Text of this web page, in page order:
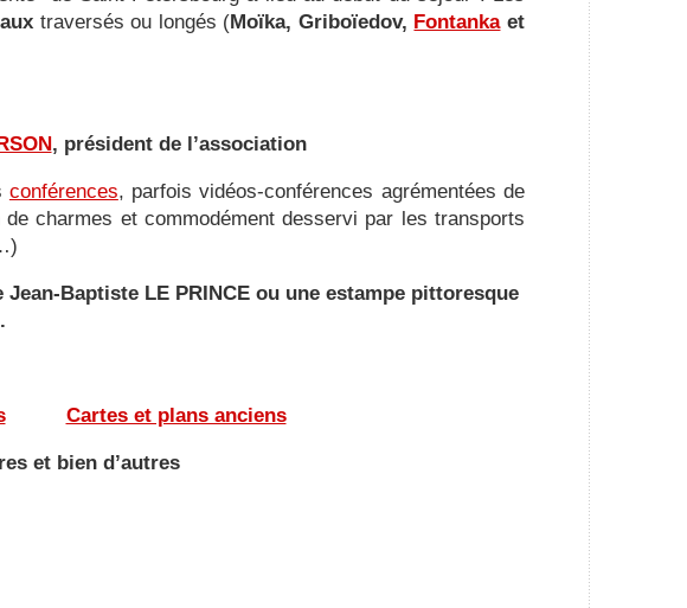
traversés ou longés (Moïka, Griboïedov, Fontankaet
, président de l’association
conférences, parfois vidéos-conférences agrémentées de
charmes et commodément desservi par les transports
Baptiste LE PRINCE ou une estampe pittoresque
——— Cartes et plans anciens
et bien d’autres